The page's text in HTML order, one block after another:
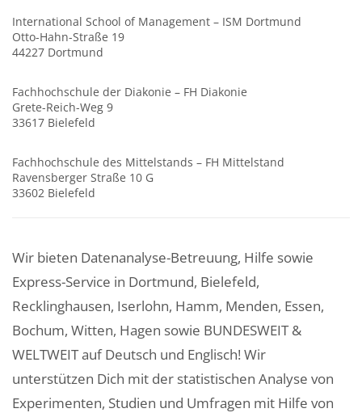
International School of Management – ISM Dortmund
Otto-Hahn-Straße 19
44227 Dortmund
Fachhochschule der Diakonie – FH Diakonie
Grete-Reich-Weg 9
33617 Bielefeld
Fachhochschule des Mittelstands – FH Mittelstand
Ravensberger Straße 10 G
33602 Bielefeld
Wir bieten Datenanalyse-Betreuung, Hilfe sowie
Express-Service in Dortmund, Bielefeld,
Recklinghausen, Iserlohn, Hamm, Menden, Essen,
Bochum, Witten, Hagen sowie BUNDESWEIT &
WELTWEIT auf Deutsch und Englisch! Wir
unterstützen Dich mit der statistischen Analyse von
Experimenten, Studien und Umfragen mit Hilfe von